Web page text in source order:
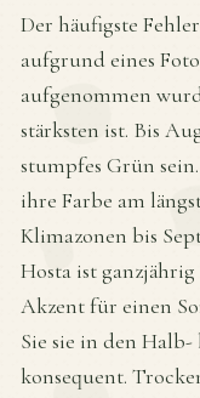
Der häufigste
aufgrund eines
aufgenommen
stärksten ist. Bis
stumpfes Grün
ihre Farbe am
Klimazonen bis
Hosta ist
Akzent für einen
Sie sie in den
konsequent.